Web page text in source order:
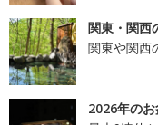
関東・関西
関東や関西
2026年の